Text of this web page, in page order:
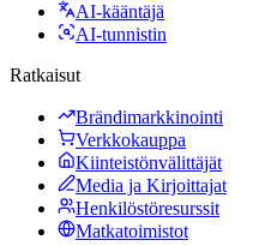
AI-kääntäjä
AI-tunnistin
Ratkaisut
Brändimarkkinointi
Verkkokauppa
Kiinteistönvälittäjät
Media ja Kirjoittajat
Henkilöstöresurssit
Matkatoimistot